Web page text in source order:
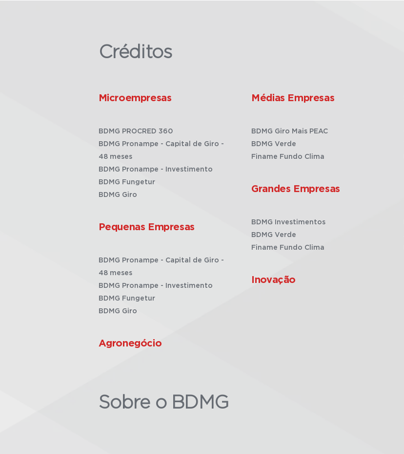
Créditos
Microempresas
BDMG PROCRED 360
BDMG Pronampe - Capital de Giro -
48 meses
BDMG Pronampe - Investimento
BDMG Fungetur
BDMG Giro
Pequenas Empresas
BDMG Pronampe - Capital de Giro -
48 meses
BDMG Pronampe - Investimento
BDMG Fungetur
BDMG Giro
Agronegócio
Médias Empresas
BDMG Giro Mais PEAC
BDMG Verde
Finame Fundo Clima
Grandes Empresas
BDMG Investimentos
BDMG Verde
Finame Fundo Clima
Inovação
Sobre o BDMG